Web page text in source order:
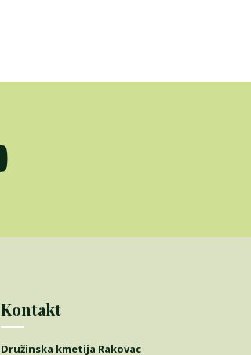
Kontakt
Družinska kmetija Rakovac